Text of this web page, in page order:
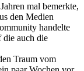
mal bemerkte,
den Medien
handelte
die auch die
Traum vom